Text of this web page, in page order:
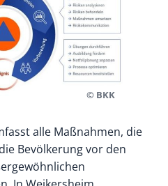
© BKK
alle Maßnahmen, die
Bevölkerung vor den